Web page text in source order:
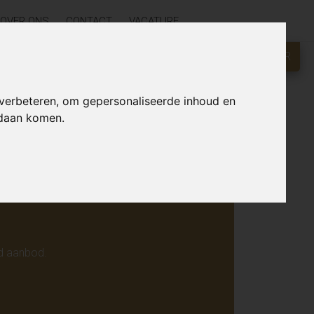
om gepersonaliseerde inhoud en
komen.
OVER ONS CONTACT VACATURE
KLIK HIER
online.
aanbod.